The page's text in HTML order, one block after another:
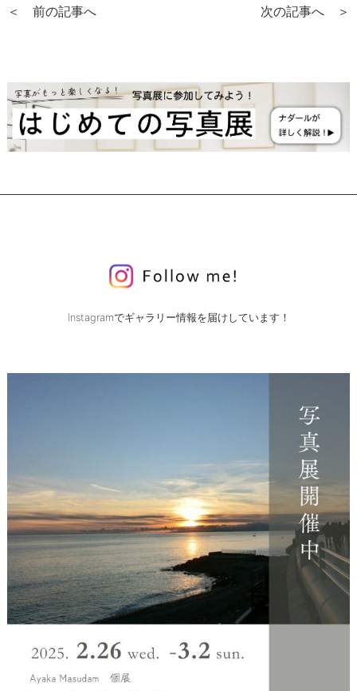
＜ 前の記事へ 次の記事へ ＞
Instagramでギャラリー情報を届けしています！